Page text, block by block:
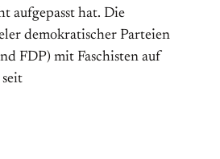
aufgepasst hat. Die
demokratischer Parteien
FDP) mit Faschisten auf